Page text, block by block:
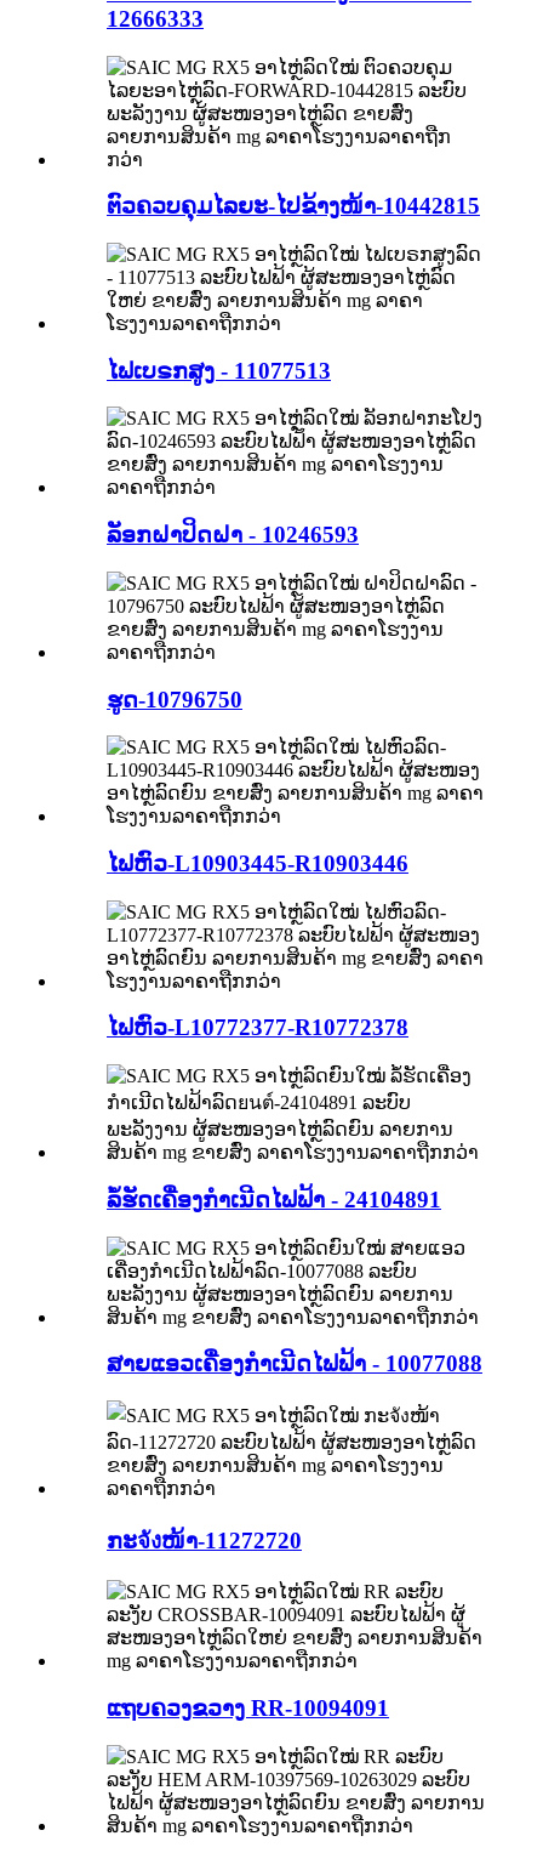
12666333
ຕົວຄວບຄຸມໄລຍະ-ໄປຂ້າງໜ້າ-10442815
ໄຟເບຣກສູງ - 11077513
ລັອກຝາປິດຝາ - 10246593
ຮູດ-10796750
ໄຟຫົວ-L10903445-R10903446
ໄຟຫົວ-L10772377-R10772378
ລໍ້ຮັດເຄື່ອງກຳເນີດໄຟຟ້າ - 24104891
ສາຍແອວເຄື່ອງກຳເນີດໄຟຟ້າ - 10077088
ກະจังໜ້າ-11272720
ແຖບຄວງຂວາງ RR-10094091